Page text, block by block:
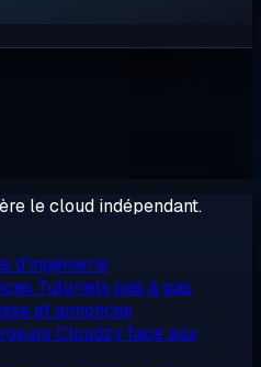
le cloud indépendant.
d'ingénierie
Tutoriels pas à pas
et annonces
Cloudzy face aux